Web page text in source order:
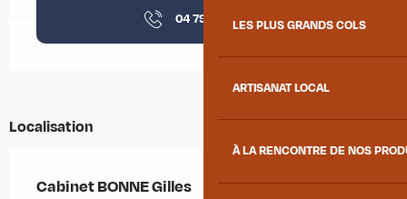
LES PLUS GRANDS COLS
ARTISANAT LOCAL
À LA RENCONTRE DE NOS
04 79 83 23▒▒
Localisation
Cabinet BONNE Gilles